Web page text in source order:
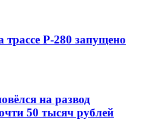
трассе Р-280 запущено
на развод
50 тысяч рублей